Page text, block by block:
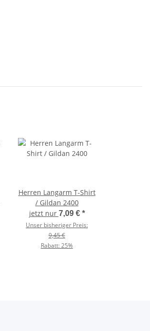
Herren Langarm T-Shirt
/ Gildan 2400
jetzt nur 7,09 € *
Unser bisheriger Preis:
9,45 €
Rabatt:25%